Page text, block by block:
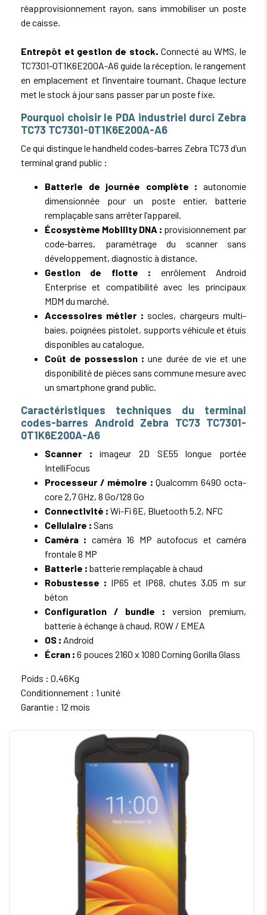
réapprovisionnement rayon, sans immobiliser un poste
de caisse.
Entrepôt et gestion de stock. Connecté au WMS, le
TC7301-0T1K6E200A-A6 guide la réception, le rangement
en emplacement et l’inventaire tournant. Chaque lecture
met le stock à jour sans passer par un poste fixe.
Pourquoi choisir le PDA industriel durci Zebra
TC73 TC7301-0T1K6E200A-A6
Ce qui distingue le handheld codes-barres Zebra TC73 d’un
terminal grand public :
Batterie de journée complète : autonomie
dimensionnée pour un poste entier, batterie
remplaçable sans arrêter l’appareil.
Écosystème Mobility DNA : provisionnement par
code-barres, paramétrage du scanner sans
développement, diagnostic à distance.
Gestion de flotte : enrôlement Android
Enterprise et compatibilité avec les principaux
MDM du marché.
Accessoires métier : socles, chargeurs multi-
baies, poignées pistolet, supports véhicule et étuis
disponibles au catalogue.
Coût de possession : une durée de vie et une
disponibilité de pièces sans commune mesure avec
un smartphone grand public.
Caractéristiques techniques du terminal
codes-barres Android Zebra TC73 TC7301-
0T1K6E200A-A6
Scanner : imageur 2D SE55 longue portée
IntelliFocus
Processeur / mémoire : Qualcomm 6490 octa-
core 2,7 GHz, 8 Go/128 Go
Connectivité : Wi-Fi 6E, Bluetooth 5.2, NFC
Cellulaire : Sans
Caméra : caméra 16 MP autofocus et caméra
frontale 8 MP
Batterie : batterie remplaçable à chaud
Robustesse : IP65 et IP68, chutes 3,05 m sur
béton
Configuration / bundle : version premium,
batterie à échange à chaud, ROW / EMEA
OS : Android
Écran : 6 pouces 2160 x 1080 Corning Gorilla Glass
Poids : 0.46Kg
Conditionnement : 1 unité
Garantie : 12 mois